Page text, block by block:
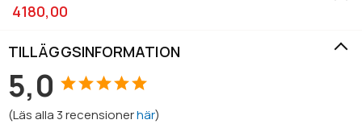
4180,00
TILLÄGGSINFORMATION
5,0
(Läs alla 3recensionerhär)